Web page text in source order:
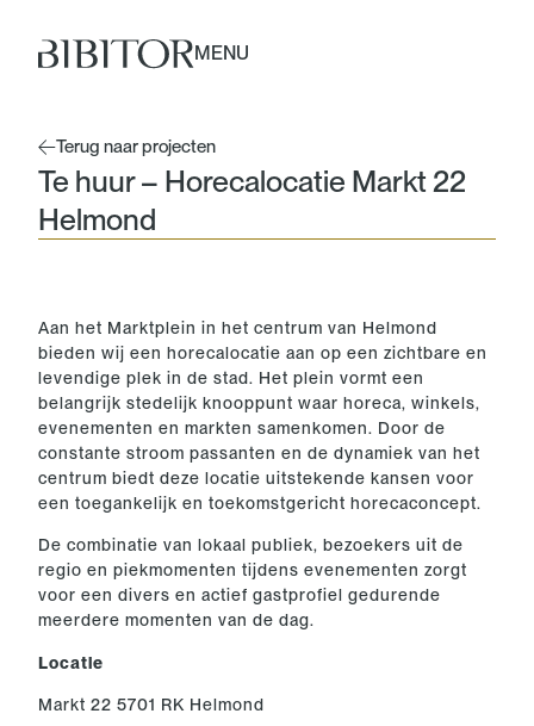
MENU
Terug naar projecten
Te huur – Horecalocatie Markt 22
Helmond
Aan het Marktplein in het centrum van Helmond
bieden wij een horecalocatie aan op een zichtbare en
levendige plek in de stad. Het plein vormt een
belangrijk stedelijk knooppunt waar horeca, winkels,
evenementen en markten samenkomen. Door de
constante stroom passanten en de dynamiek van het
centrum biedt deze locatie uitstekende kansen voor
een toegankelijk en toekomstgericht horecaconcept.
De combinatie van lokaal publiek, bezoekers uit de
regio en piekmomenten tijdens evenementen zorgt
voor een divers en actief gastprofiel gedurende
meerdere momenten van de dag.
Locatie
Markt 22 5701 RK Helmond